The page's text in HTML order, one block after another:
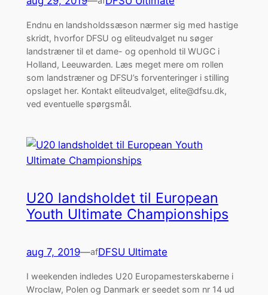
Endnu en landsholdssæson nærmer sig med hastige
skridt, hvorfor DFSU og eliteudvalget nu søger
landstræner til et dame- og openhold til WUGC i
Holland, Leeuwarden. Læs meget mere om rollen
som landstræner og DFSU’s forventeringer i stilling
opslaget her. Kontakt eliteudvalget, elite@dfsu.dk,
ved eventuelle spørgsmål.
U20 landsholdet til European
Youth Ultimate Championships
aug 7, 2019—afDFSU Ultimate
I weekenden indledes U20 Europamesterskaberne i
Wroclaw, Polen og Danmark er seedet som nr 14 ud